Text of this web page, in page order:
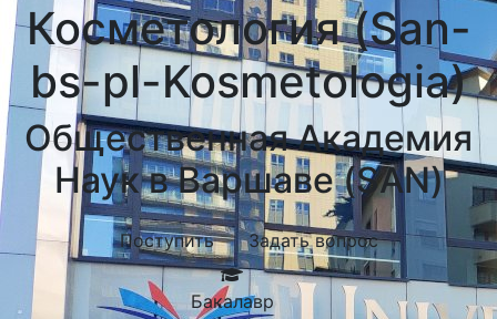
Косметология (San-
bs-pl-Kosmetologia)
Общественная Академия
Наук в Варшаве (SAN)
Поступить Задать вопрос
Бакалавр